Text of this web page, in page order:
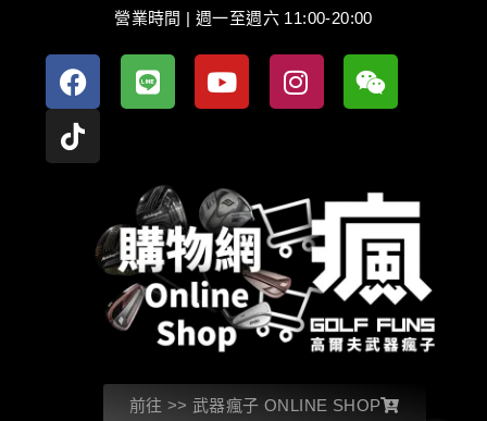
營業時間 | 週一至週六 11:00-20:00
前往 >> 武器瘋子 ONLINE SHOP